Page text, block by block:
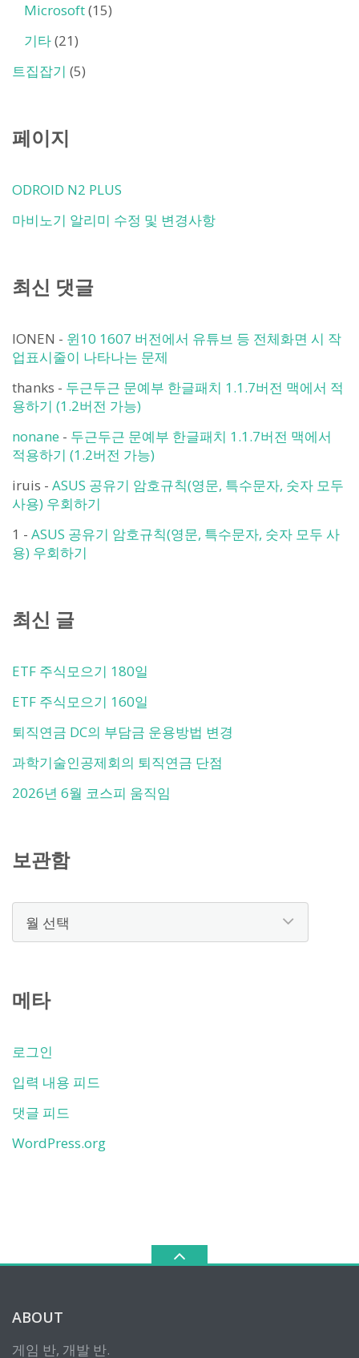
Microsoft(15)
기타(21)
트집잡기 (5)
페이지
ODROID N2 PLUS
마비노기 알리미 수정 및 변경사항
최신 댓글
IONEN - 윈10 1607 버전에서 유튜브 등 전체화면 시 작
업표시줄이 나타나는 문제
thanks - 두근두근 문예부 한글패치 1.1.7버전 맥에서 적
용하기 (1.2버전 가능)
nonane - 두근두근 문예부 한글패치 1.1.7버전 맥에서
적용하기 (1.2버전 가능)
iruis - ASUS 공유기 암호규칙(영문, 특수문자, 숫자 모두
사용) 우회하기
1 - ASUS 공유기 암호규칙(영문, 특수문자, 숫자 모두 사
용) 우회하기
최신 글
ETF 주식모으기 180일
ETF 주식모으기 160일
퇴직연금 DC의 부담금 운용방법 변경
과학기술인공제회의 퇴직연금 단점
2026년 6월 코스피 움직임
보관함
메타
로그인
입력 내용 피드
댓글 피드
WordPress.org
ABOUT
게임 반, 개발 반.